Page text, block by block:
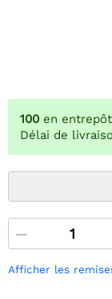
100 en
Délai de
Afficher les